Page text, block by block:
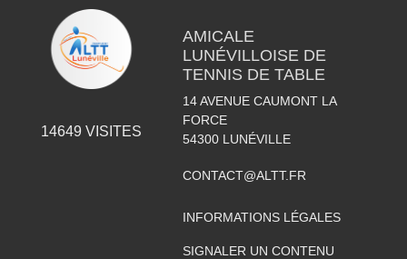
14649 VISITES
AMICALE
LUNÉVILLOISE DE
TENNIS DE TABLE
14 AVENUE CAUMONT LA
FORCE
54300 LUNÉVILLE
CONTACT@ALTT.FR
INFORMATIONS LÉGALES
SIGNALER UN CONTENU